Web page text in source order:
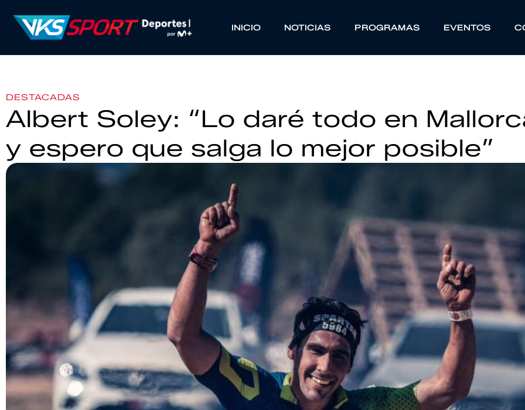
INICIO NOTICIAS PROGRAMAS EVENTOS
DESTACADAS
Albert Soley: “Lo daré todo en
y espero que salga lo mejor posible”